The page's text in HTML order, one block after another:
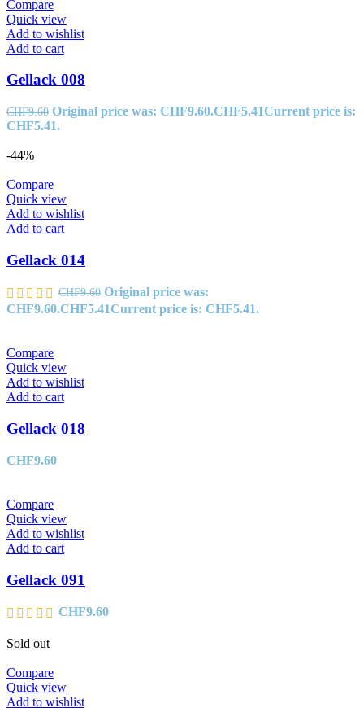
Compare
Quick view
Add to wishlist
Add to cart
Gellack 008
CHF9.60 Original price was: CHF9.60.CHF5.41Current price is:
CHF5.41.
-44%
Compare
Quick view
Add to wishlist
Add to cart
Gellack 014
CHF9.60 Original price was:
CHF9.60.CHF5.41Current price is: CHF5.41.
Compare
Quick view
Add to wishlist
Add to cart
Gellack 018
CHF9.60
Compare
Quick view
Add to wishlist
Add to cart
Gellack 091
CHF9.60
Sold out
Compare
Quick view
Add to wishlist